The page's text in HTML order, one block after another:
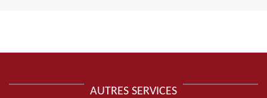
AUTRES SERVICES